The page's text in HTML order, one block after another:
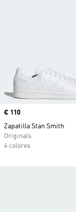
Precio
€ 110
Zapatilla Stan Smith
Originals
4 colores